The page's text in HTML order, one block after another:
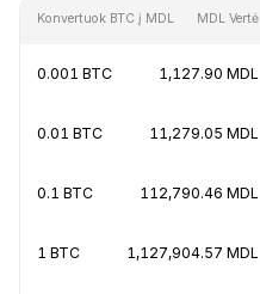
Konvertuok BTC į MDL MDL Vertė
0.001 BTC 1,127.90 MDL
0.01 BTC 11,279.05 MDL
0.1 BTC 112,790.46 MDL
1 BTC 1,127,904.57 MDL